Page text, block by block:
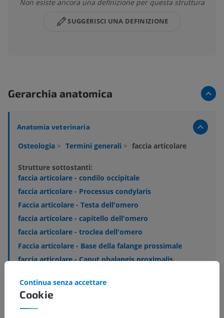
Non esiste ancora una definizione per questa struttura
SUGGERISCI UNA DEFINIZIONE
Gerarchia anatomica
Anatomia veterinaria
Osteologia > Termini generali > faccia articolare
Strutture sottostanti:
faccia articolare - condilo occipitale
faccia articolare - Processus condylaris
Faccia articolare - Testa dell'omero
faccia articolare - capitello dell'omero
faccia articolare - troclea dell'omero
Faccia articolare - Base della falange prossimale
faccia articolare - Caput phalangis proximalis
Cookie
Continua senza accettare